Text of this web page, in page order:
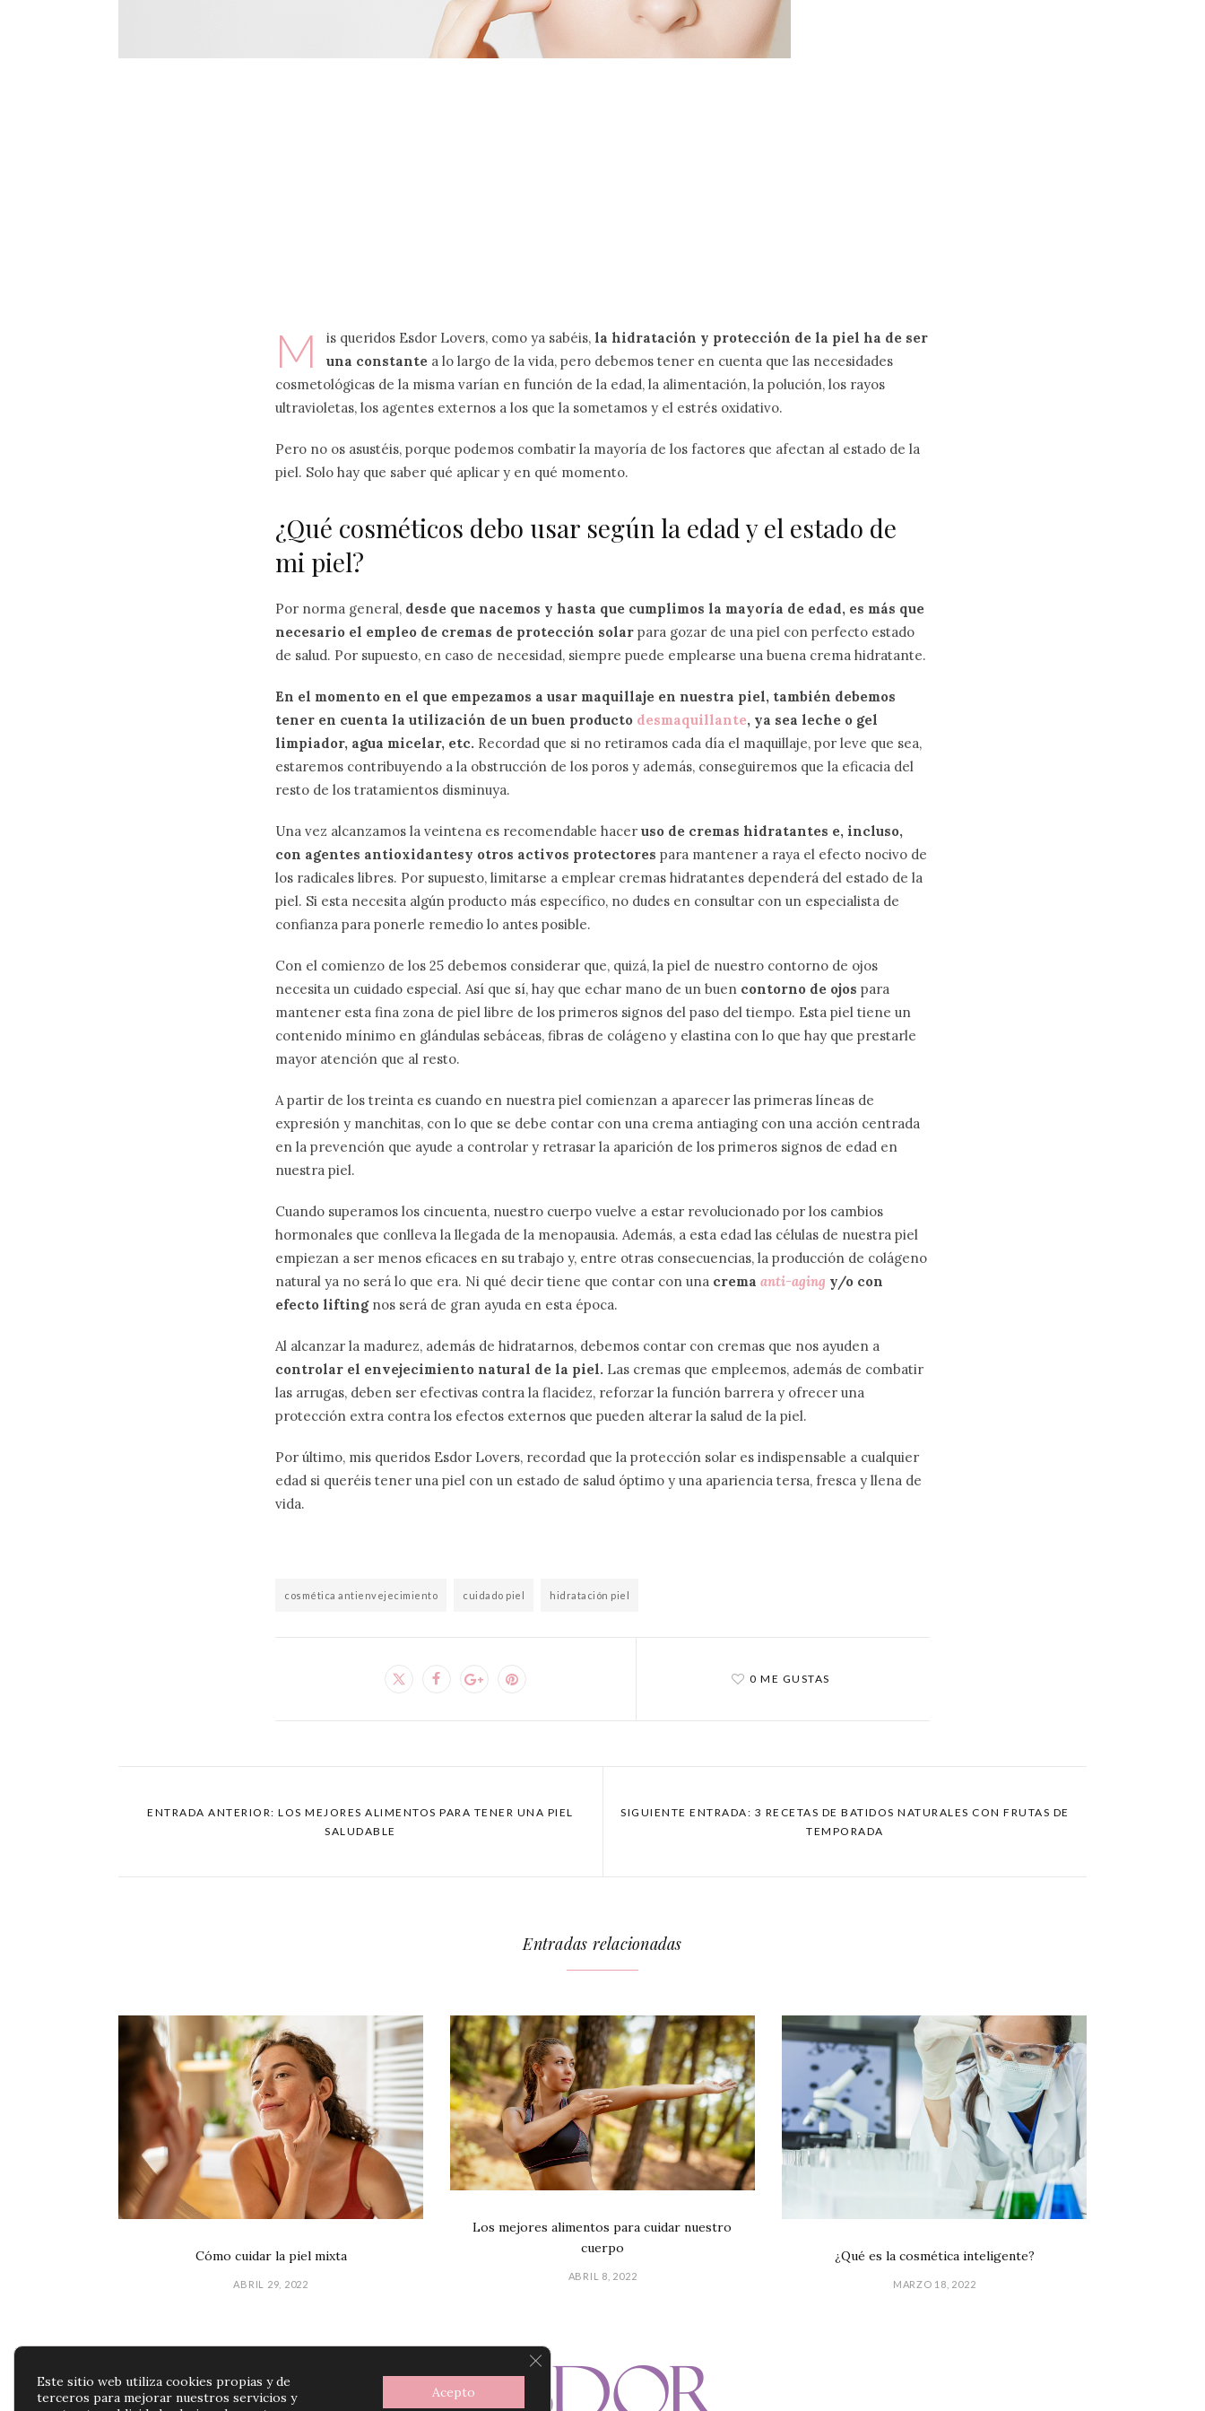
M is queridos Esdor Lovers, como ya sabéis, la hidratación y protección de la piel ha de ser
una constante a lo largo de la vida, pero debemos tener en cuenta que las necesidades
cosmetológicas de la misma varían en función de la edad, la alimentación, la polución, los rayos
ultravioletas, los agentes externos a los que la sometamos y el estrés oxidativo.
Pero no os asustéis, porque podemos combatir la mayoría de los factores que afectan al estado de la
piel. Solo hay que saber qué aplicar y en qué momento.
¿Qué cosméticos debo usar según la edad y el estado de
mi piel?
Por norma general, desde que nacemos y hasta que cumplimos la mayoría de edad, es más que
necesario el empleo de cremas de protección solar para gozar de una piel con perfecto estado
de salud. Por supuesto, en caso de necesidad, siempre puede emplearse una buena crema hidratante.
En el momento en el que empezamos a usar maquillaje en nuestra piel, también debemos
tener en cuenta la utilización de un buen producto desmaquillante, ya sea leche o gel
limpiador, agua micelar, etc. Recordad que si no retiramos cada día el maquillaje, por leve que sea,
estaremos contribuyendo a la obstrucción de los poros y además, conseguiremos que la eficacia del
resto de los tratamientos disminuya.
Una vez alcanzamos la veintena es recomendable hacer uso de cremas hidratantes e, incluso,
con agentes antioxidantesy otros activos protectores para mantener a raya el efecto nocivo de
los radicales libres. Por supuesto, limitarse a emplear cremas hidratantes dependerá del estado de la
piel. Si esta necesita algún producto más específico, no dudes en consultar con un especialista de
confianza para ponerle remedio lo antes posible.
Con el comienzo de los 25 debemos considerar que, quizá, la piel de nuestro contorno de ojos
necesita un cuidado especial. Así que sí, hay que echar mano de un buen contorno de ojos para
mantener esta fina zona de piel libre de los primeros signos del paso del tiempo. Esta piel tiene un
contenido mínimo en glándulas sebáceas, fibras de colágeno y elastina con lo que hay que prestarle
mayor atención que al resto.
A partir de los treinta es cuando en nuestra piel comienzan a aparecer las primeras líneas de
expresión y manchitas, con lo que se debe contar con una crema antiaging con una acción centrada
en la prevención que ayude a controlar y retrasar la aparición de los primeros signos de edad en
nuestra piel.
Cuando superamos los cincuenta, nuestro cuerpo vuelve a estar revolucionado por los cambios
hormonales que conlleva la llegada de la menopausia. Además, a esta edad las células de nuestra piel
empiezan a ser menos eficaces en su trabajo y, entre otras consecuencias, la producción de colágeno
natural ya no será lo que era. Ni qué decir tiene que contar con una crema anti-aging y/o con
efecto liftingnos será de gran ayuda en esta época.
Al alcanzar la madurez, además de hidratarnos, debemos contar con cremas que nos ayuden a
controlar el envejecimiento natural de la piel. Las cremas que empleemos, además de combatir
las arrugas, deben ser efectivas contra la flacidez, reforzar la función barrera y ofrecer una
protección extra contra los efectos externos que pueden alterar la salud de la piel.
Por último, mis queridos Esdor Lovers, recordad que la protección solar es indispensable a cualquier
edad si queréis tener una piel con un estado de salud óptimo y una apariencia tersa, fresca y llena de
vida.
cosmética antienvejecimiento cuidado piel hidratación piel
0 ME GUSTAS
ENTRADA ANTERIOR: LOS MEJORES ALIMENTOS PARA TENER UNA PIEL
SALUDABLE
SIGUIENTE ENTRADA: 3 RECETAS DE BATIDOS NATURALES CON FRUTAS DE
TEMPORADA
Entradas relacionadas
Cómo cuidar la piel mixta
ABRIL 29, 2022
Los mejores alimentos para cuidar nuestro
cuerpo
ABRIL 8, 2022
¿Qué es la cosmética inteligente?
MARZO 18, 2022
Este sitio web utiliza cookies propias y de
terceros para mejorar nuestros servicios y
Acepto
CERRAR EL BANNER DE COOKIES RGPD